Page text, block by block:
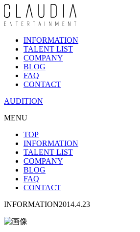
INFORMATION
TALENT LIST
COMPANY
BLOG
FAQ
CONTACT
AUDITION
MENU
TOP
INFORMATION
TALENT LIST
COMPANY
BLOG
FAQ
CONTACT
INFORMATION2014.4.23